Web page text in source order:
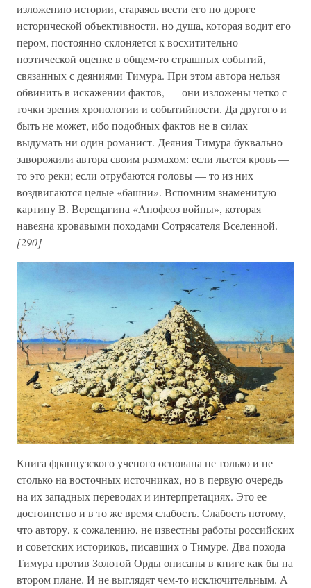
изложению истории, стараясь вести его по дороге
исторической объективности, но душа, которая водит его
пером, постоянно склоняется к восхитительно
поэтической оценке в общем-то страшных событий,
связанных с деяниями Тимуpa. При этом автора нельзя
обвинить в искажении фактов, — они изложены четко с
точки зрения хронологии и событийности. Да другого и
быть не может, ибо подобных фактов не в силах
выдумать ни один романист. Деяния Тимура буквально
заворожили автора своим размахом: если льется кровь —
то это реки; если отрубаются головы — то из них
воздвигаются целые «башни». Вспомним знаменитую
картину В. Верещагина «Апофеоз войны», которая
навеяна кровавыми походами Сотрясателя Вселенной.
[290]
Книга французского ученого основана не только и не
столько на восточных источниках, но в первую очередь
на их западных переводах и интерпретациях. Это ее
достоинство и в то же время слабость. Слабость потому,
что автору, к сожалению, не известны работы российских
и советских историков, писавших о Тимуре. Два похода
Тимура против Золотой Орды описаны в книге как бы на
втором плане. И не выглядят чем-то исключительным. А